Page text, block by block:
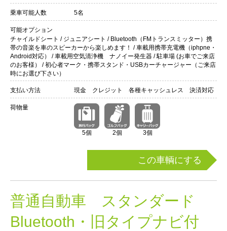
乗車可能人数 5名
可能オプション
チャイルドシート / ジュニアシート / Bluetooth（FMトランスミッター）携
帯の音楽を車のスピーカーから楽しめます！ / 車載用携帯充電機（iphpne・
Android対応） / 車載用空気清浄機 ナノイー発生器 / 駐車場 (お車でご来店
のお客様） / 初心者マーク・携帯スタンド・USBカーチャージャー（ご来店
時にお選び下さい）
支払い方法 現金 クレジット 各種キャッシュレス 決済対応
荷物量
5個 2個 3個
この車輌にする
普通自動車 スタンダード
Bluetooth・旧タイプナビ付